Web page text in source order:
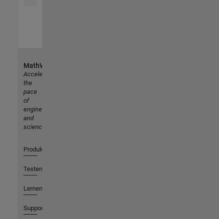
MathWorks
Accelerating
the
pace
of
engineering
and
science
Produkte
Testen oder Kaufen
Lernen
Support